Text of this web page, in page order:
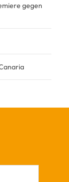
gegen